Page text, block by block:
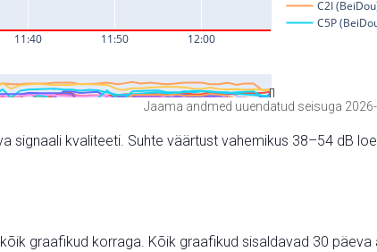
Jaama andmed uuendatud seisuga
signaali kvaliteeti. Suhte väärtust vahemikus 38–54 dB
graafikud korraga. Kõik graafikud sisaldavad 30 päeva